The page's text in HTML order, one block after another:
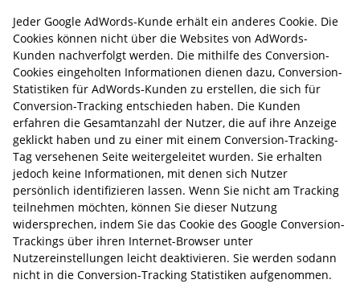
Jeder Google AdWords-Kunde erhält ein anderes Cookie. Die
Cookies können nicht über die Websites von AdWords-
Kunden nachverfolgt werden. Die mithilfe des Conversion-
Cookies eingeholten Informationen dienen dazu, Conversion-
Statistiken für AdWords-Kunden zu erstellen, die sich für
Conversion-Tracking entschieden haben. Die Kunden
erfahren die Gesamtanzahl der Nutzer, die auf ihre Anzeige
geklickt haben und zu einer mit einem Conversion-Tracking-
Tag versehenen Seite weitergeleitet wurden. Sie erhalten
jedoch keine Informationen, mit denen sich Nutzer
persönlich identifizieren lassen. Wenn Sie nicht am Tracking
teilnehmen möchten, können Sie dieser Nutzung
widersprechen, indem Sie das Cookie des Google Conversion-
Trackings über ihren Internet-Browser unter
Nutzereinstellungen leicht deaktivieren. Sie werden sodann
nicht in die Conversion-Tracking Statistiken aufgenommen.